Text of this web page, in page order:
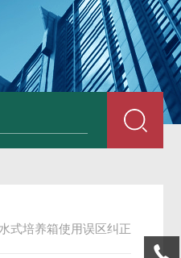
蚀试验箱 YFX-150,盐雾腐蚀试
式培养箱使用误区纠正